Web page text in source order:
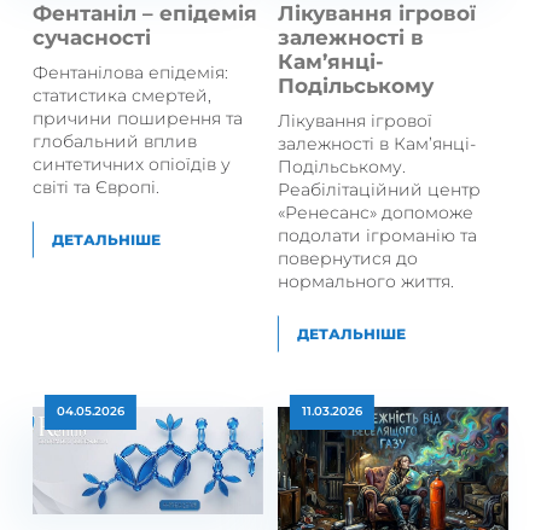
Фентаніл – епідемія
сучасності
Фентанілова епідемія:
статистика смертей,
причини поширення та
глобальний вплив
синтетичних опіоїдів у
світі та Європі.
ДЕТАЛЬНІШЕ
Лікування ігрової
залежності в
Кам’янці-
Подільському
Лікування ігрової
залежності в Кам’янці-
Подільському.
Реабілітаційний центр
«Ренесанс» допоможе
подолати ігроманію та
повернутися до
нормального життя.
ДЕТАЛЬНІШЕ
04.05.2026 11.03.2026